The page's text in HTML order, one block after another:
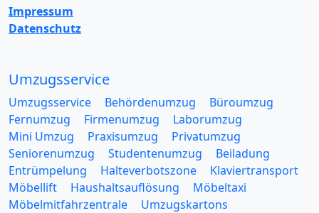
Impressum
Datenschutz
Umzugsservice
Umzugsservice Behördenumzug
Büroumzug
Fernumzug
Firmenumzug
Laborumzug
Mini Umzug
Praxisumzug
Privatumzug
Seniorenumzug
Studentenumzug
Beiladung
Entrümpelung
Halteverbotszone
Klaviertransport
Möbellift
Haushaltsauflösung
Möbeltaxi
Möbelmitfahrzentrale
Umzugskartons